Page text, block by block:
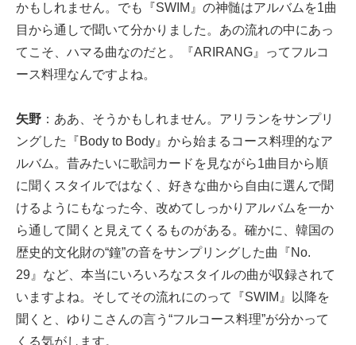
かもしれません。でも『SWIM』の神髄はアルバムを1曲
目から通しで聞いて分かりました。あの流れの中にあっ
てこそ、ハマる曲なのだと。『ARIRANG』ってフルコ
ース料理なんですよね。
矢野 ：ああ、そうかもしれません。アリランをサンプリ
ングした『Body to Body』から始まるコース料理的なア
ルバム。昔みたいに歌詞カードを見ながら1曲目から順
に聞くスタイルではなく、好きな曲から自由に選んで聞
けるようにもなった今、改めてしっかりアルバムを一か
ら通して聞くと見えてくるものがある。確かに、韓国の
歴史的文化財の“鐘”の音をサンプリングした曲『No.
29』など、本当にいろいろなスタイルの曲が収録されて
いますよね。そしてその流れにのって『SWIM』以降を
聞くと、ゆりこさんの言う“フルコース料理”が分かって
くる気がします。